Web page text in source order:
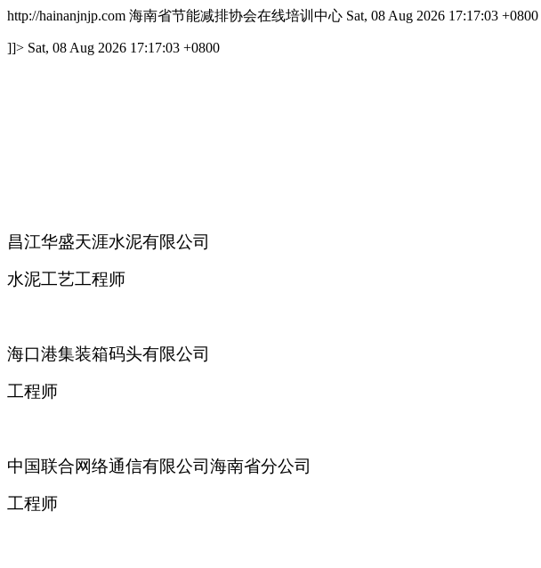
http://hainanjnjp.com 海南省节能减排协会在线培训中心 Sat, 08 Aug 2026 17:17:03 +0800
]]> Sat, 08 Aug 2026 17:17:03 +0800
昌江华盛天涯水泥有限公司
水泥工艺工程师
海口港集装箱码头有限公司
工程师
中国联合网络通信有限公司海南省分公司
工程师